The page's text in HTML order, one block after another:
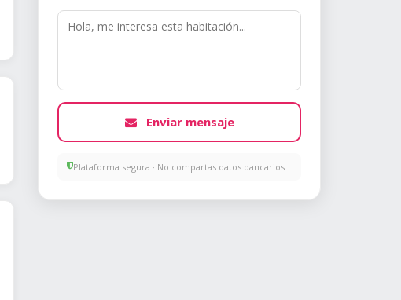
Enviar mensaje
Plataforma segura · No compartas datos bancarios